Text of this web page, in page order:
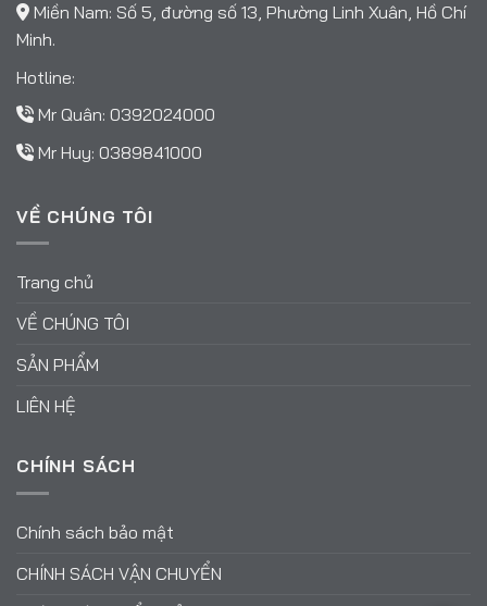
Miền Nam: Số 5, đường số 13, Phường Linh Xuân, Hồ Chí
Minh.
Hotline:
Mr Quân: 0392024000
Mr Huy: 0389841000
VỀ CHÚNG TÔI
Trang chủ
VỀ CHÚNG TÔI
SẢN PHẨM
LIÊN HỆ
CHÍNH SÁCH
Chính sách bảo mật
CHÍNH SÁCH VẬN CHUYỂN